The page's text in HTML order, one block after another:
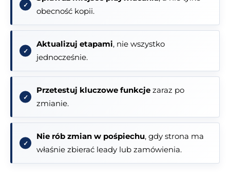
obecność kopii.
Aktualizuj etapami, nie wszystko
jednocześnie.
Przetestuj kluczowe funkcje zaraz po
zmianie.
Nie rób zmian w pośpiechu, gdy strona ma
właśnie zbierać leady lub zamówienia.